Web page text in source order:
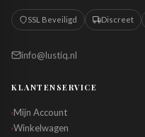
SSL Beveiligd Discreet
info@lustiq.nl
KLANTENSERVICE
›Mijn Account
›Winkelwagen